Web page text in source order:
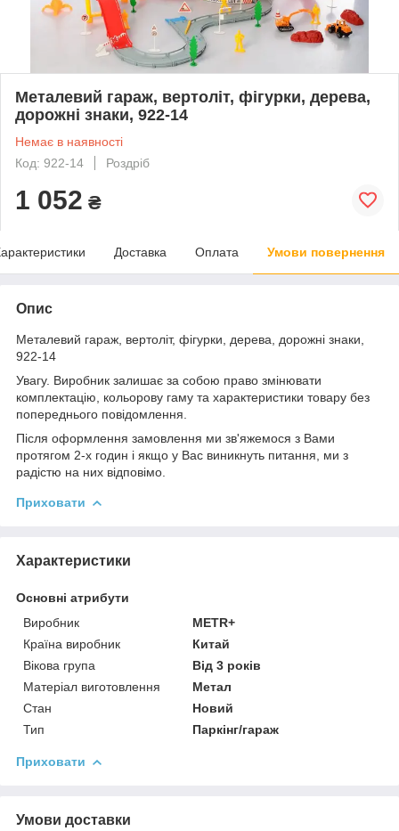
Металевий гараж, вертоліт, фігурки, дерева,
дорожні знаки, 922-14
Немає в наявності
Код: 922-14
Роздріб
1 052 ₴
Доставка Оплата Умови повернення
Опис
Металевий гараж, вертоліт, фігурки, дерева, дорожні знаки,
922-14
Увагу. Виробник залишає за собою право змінювати
комплектацію, кольорову гаму та характеристики товару без
попереднього повідомлення.
Після оформлення замовлення ми зв'яжемося з Вами
протягом 2-х годин і якщо у Вас виникнуть питання, ми з
радістю на них відповімо.
Приховати
Характеристики
Основні атрибути
Виробник
METR+
Країна виробник
Китай
Вікова група
Від 3 років
Матеріал виготовлення
Метал
Стан
Новий
Тип
Паркінг/гараж
Приховати
Умови доставки